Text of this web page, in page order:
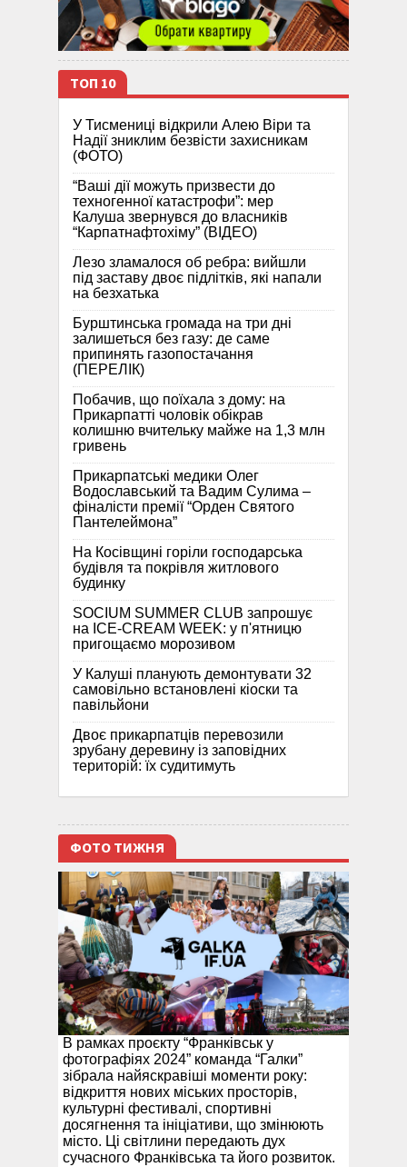
ТОП 10
У Тисмениці відкрили Алею Віри та
Надії зниклим безвісти захисникам
(ФОТО)
“Ваші дії можуть призвести до
техногенної катастрофи”: мер
Калуша звернувся до власників
“Карпатнафтохіму” (ВІДЕО)
Лезо зламалося об ребра: вийшли
під заставу двоє підлітків, які напали
на безхатька
Бурштинська громада на три дні
залишеться без газу: де саме
припинять газопостачання
(ПЕРЕЛІК)
Побачив, що поїхала з дому: на
Прикарпатті чоловік обікрав
колишню вчительку майже на 1,3 млн
гривень
Прикарпатські медики Олег
Водославський та Вадим Сулима –
фіналісти премії “Орден Святого
Пантелеймона”
На Косівщині горіли господарська
будівля та покрівля житлового
будинку
SOCIUM SUMMER CLUB запрошує
на ICE-CREAM WEEK: у п'ятницю
пригощаємо морозивом
У Калуші планують демонтувати 32
самовільно встановлені кіоски та
павільйони
Двоє прикарпатців перевозили
зрубану деревину із заповідних
територій: їх судитимуть
ФОТО ТИЖНЯ
В рамках проєкту “Франківськ у
фотографіях 2024” команда “Галки”
зібрала найяскравіші моменти року:
відкриття нових міських просторів,
культурні фестивалі, спортивні
досягнення та ініціативи, що змінюють
місто. Ці світлини передають дух
сучасного Франківська та його розвиток.